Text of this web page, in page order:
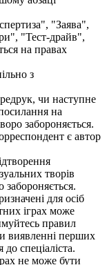
"Заява",
"Тест-драйв",
на правах
з
чи наступне
на
забороняється.
є автор
творів
для осіб
іграх може
правил
виявленні перших
до спеціаліста.
не може бути